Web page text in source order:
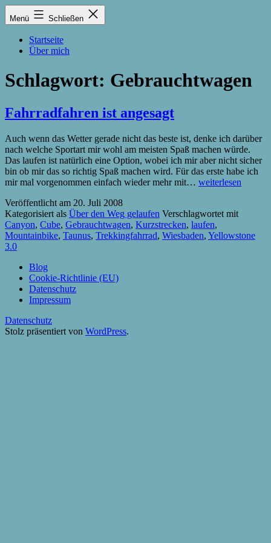
Zum
Inhalt
Lukas
Zintel-
Menü Schließen
Startseite
Über mich
Schlagwort: Gebrauchtwagen
Fahrradfahren ist angesagt
Auch wenn das Wetter gerade nicht das beste ist, denke ich darüber
nach welche Sportart mir wohl am meisten Spaß machen würde.
Das laufen ist natürlich eine Option, wobei ich mir aber nicht sicher
bin ob mir das so richtig Spaß machen wird. Für das erste habe ich
mir mal vorgenommen einfach wieder mehr mit… Fahrradfahren
weiterlesen
Veröffentlicht am 20. Juli 2008
Kategorisiert als Über den Weg gelaufen Verschlagwortet mit
Canyon, Cube, Gebrauchtwagen, Kurzstrecken, laufen,
Mountainbike, Taunus, Trekkingfahrrad, Wiesbaden, Yellowstone
3.0
Blog
Cookie-Richtlinie (EU)
Datenschutz
Impressum
Datenschutz
Stolz präsentiert von WordPress.